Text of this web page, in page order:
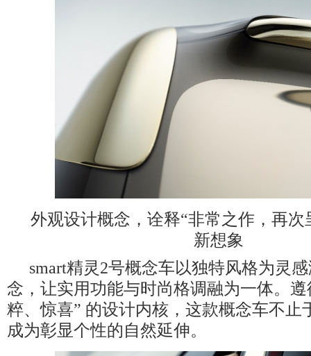
外观设计概念，诠释“非常之作，再次
新想象
smart精灵2号概念车以独特风格为灵
念，让实用功能与时尚格调融为一体。遵
粹、惊喜” 的设计内核，这款概念车不止
成为彰显个性的自然延伸。